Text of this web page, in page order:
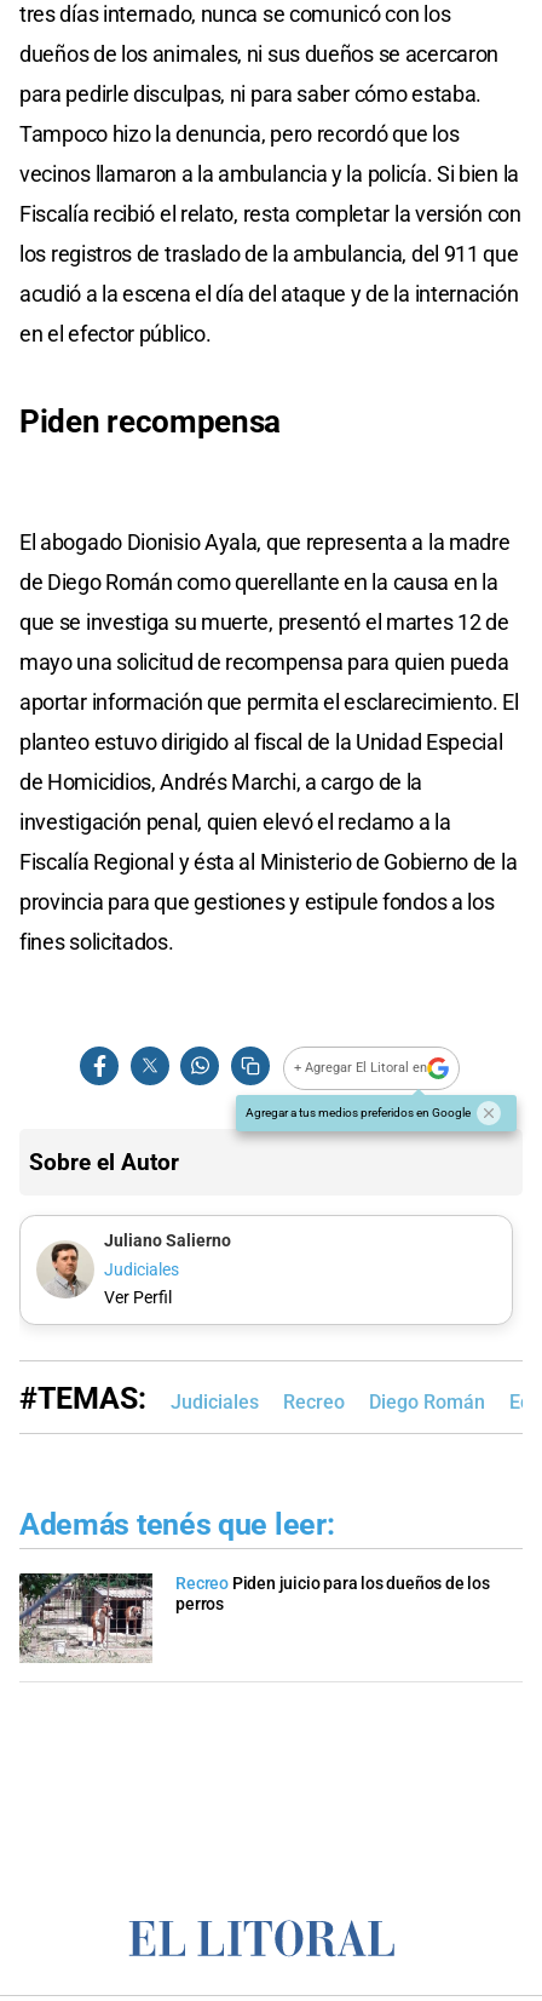
tres días internado, nunca se comunicó con los
dueños de los animales, ni sus dueños se acercaron
para pedirle disculpas, ni para saber cómo estaba.
Tampoco hizo la denuncia, pero recordó que los
vecinos llamaron a la ambulancia y la policía. Si bien la
Fiscalía recibió el relato, resta completar la versión con
los registros de traslado de la ambulancia, del 911 que
acudió a la escena el día del ataque y de la internación
en el efector público.
Piden recompensa
El abogado Dionisio Ayala, que representa a la madre
de Diego Román como querellante en la causa en la
que se investiga su muerte, presentó el martes 12 de
mayo una solicitud de recompensa para quien pueda
aportar información que permita el esclarecimiento. El
planteo estuvo dirigido al fiscal de la Unidad Especial
de Homicidios, Andrés Marchi, a cargo de la
investigación penal, quien elevó el reclamo a la
Fiscalía Regional y ésta al Ministerio de Gobierno de la
provincia para que gestiones y estipule fondos a los
fines solicitados.
+ Agregar El Litoral en
Agregar a tus medios preferidos en Google
Sobre el Autor
Juliano Salierno
Judiciales
Ver Perfil
#TEMAS: Judiciales Recreo Diego Román
Además tenés que leer:
Recreo Piden juicio para los dueños de los
perros